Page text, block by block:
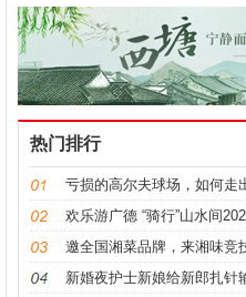
侵润童心”主题活动
热门排行
亏损的高尔夫球场，如何走
境？
欢乐游广德 “骑行”山水间
省青少年自行车公开赛圆满
邀全国湘菜品牌，来湘味竞
峰一战
新婚夜护士新娘给新郎扎针